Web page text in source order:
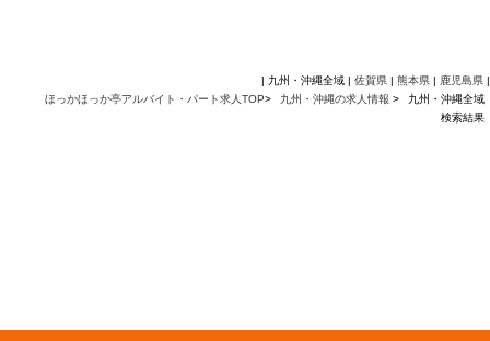
| 九州・沖縄全域 | 佐賀県 | 熊本県 | 鹿児島県 |
ほっかほっか亭アルバイト・パート求人TOP> 九州・沖縄の求人情報 >
九州・沖縄全域
検索結果